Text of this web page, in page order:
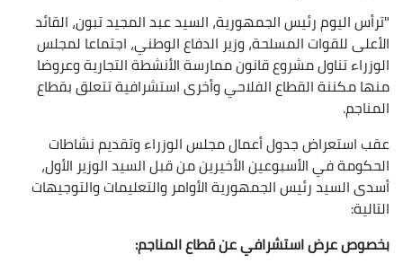
"ترأس اليوم رئيس الجمهورية، السيد عبد المجيد تبون، القائد
الأعلى للقوات المسلحة، وزير الدفاع الوطني، اجتماعا لمجلس
الوزراء تناول مشروع قانون ممارسة الأنشطة التجارية وعروضا
منها مكننة القطاع الفلاحي وأخرى استشرافية تتعلق بقطاع
المناجم.
عقب استعراض جدول أعمال مجلس الوزراء وتقديم نشاطات
الحكومة في الأسبوعين الأخيرين من قبل السيد الوزير الأول،
أسدى السيد رئيس الجمهورية الأوامر والتعليمات والتوجيهات
التالية:
بخصوص عرض استشرافي عن قطاع المناجم: